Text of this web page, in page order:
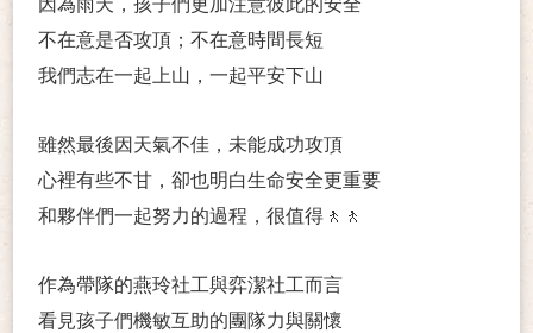
因為雨天，孩子們更加注意彼此的安全
不在意是否攻頂；不在意時間長短
我們志在一起上山，一起平安下山
雖然最後因天氣不佳，未能成功攻頂
心裡有些不甘，卻也明白生命安全更重要
和夥伴們一起努力的過程，很值得 🚶🚶
作為帶隊的燕玲社工與弈潔社工而言
看見孩子們機敏互助的團隊力與關懷